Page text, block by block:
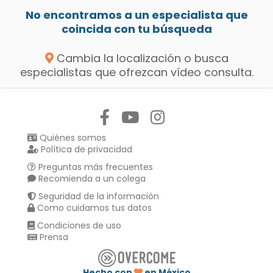
No encontramos a un especialista que
coincida con tu búsqueda
Cambia la localización o busca
especialistas que ofrezcan vídeo consulta.
Quiénes somos
Política de privacidad
Preguntas más frecuentes
Recomienda a un colega
Seguridad de la información
Como cuidamos tus datos
Condiciones de uso
Prensa